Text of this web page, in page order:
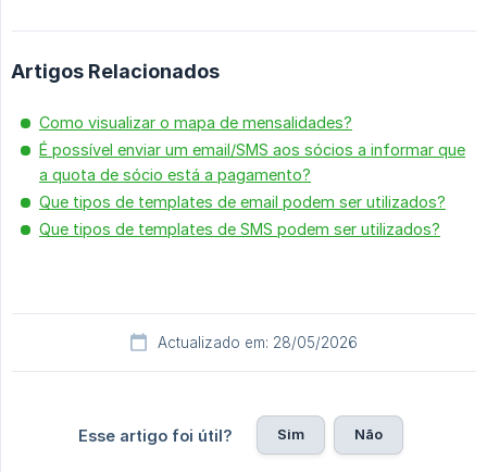
Artigos Relacionados
Como visualizar o mapa de mensalidades?
É possível enviar um email/SMS aos sócios a informar que
a quota de sócio está a pagamento?
Que tipos de templates de email podem ser utilizados?
Que tipos de templates de SMS podem ser utilizados?
Actualizado em: 28/05/2026
Esse artigo foi útil? Sim Não